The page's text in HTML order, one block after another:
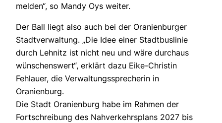
melden“, so Mandy Oys weiter.
Der Ball liegt also auch bei der Oranienburger
Stadtverwaltung. „Die Idee einer Stadtbuslinie
durch Lehnitz ist nicht neu und wäre durchaus
wünschenswert“, erklärt dazu Eike-Christin
Fehlauer, die Verwaltungssprecherin in
Oranienburg.
Die Stadt Oranienburg habe im Rahmen der
Fortschreibung des Nahverkehrsplans 2027 bis